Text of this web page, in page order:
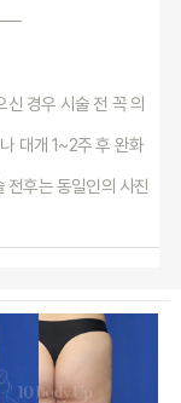
신 경우 시술 전 꼭 의
대개 1~2주 후 완화
전후는 동일인의 사진